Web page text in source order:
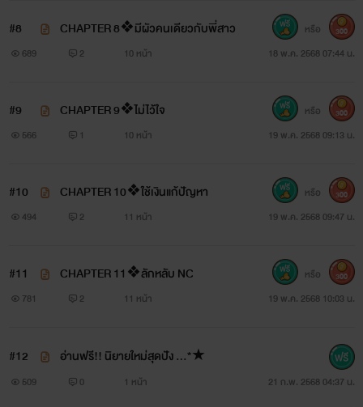
#8 CHAPTER 8❖มีผัวคนเดียวกับพี่สาว
689 2 10 หน้า 18 พ.ค. 2568 07:44 น.
หรือ 300
#9 CHAPTER 9❖ไม่ไว้ใจ
566 1 10 หน้า 19 พ.ค. 2568 09:13 น.
หรือ 300
#10 CHAPTER 10❖ใช้เงินแก้ปัญหา
494 2 11 หน้า 19 พ.ค. 2568 09:47 น.
หรือ 300
#11 CHAPTER 11❖ลักหลับ NC
781 2 11 หน้า 19 พ.ค. 2568 10:03 น.
หรือ 300
#12 อ่านฟรี!! นิยายใหม่สุดปัง …*★
509 0 1 หน้า 21 ก.พ. 2568 04:37 น.